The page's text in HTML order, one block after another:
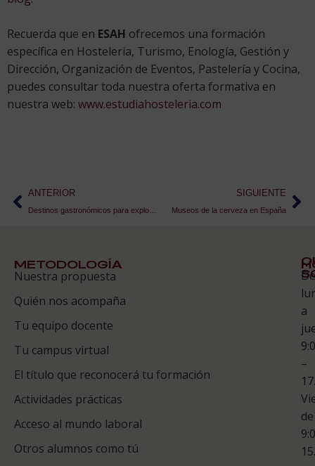
Recuerda que en ESAH ofrecemos una formación
específica en Hostelería, Turismo, Enología, Gestión y
Dirección, Organización de Eventos, Pastelería y Cocina,
puedes consultar toda nuestra oferta formativa en
nuestra web: www.estudiahosteleria.com
ANTERIOR SIGUIENTE
Museos de la cerveza en España
METODOLOGÍA
Nuestra propuesta
Quién nos acompaña
Tu equipo docente
Tu campus virtual
El título que reconocerá tu formación
Actividades prácticas
Acceso al mundo laboral
Otros alumnos como tú
Te
De
a
–
de